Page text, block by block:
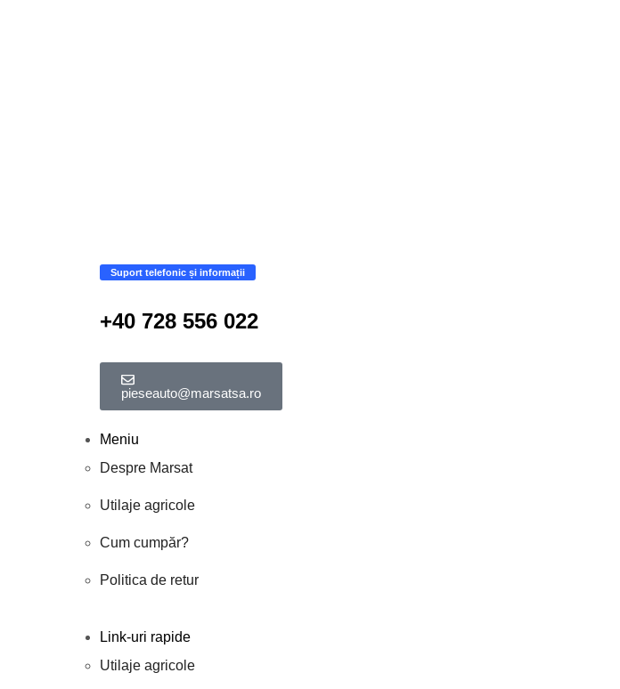
Suport telefonic și informații
+40 728 556 022
pieseauto@marsatsa.ro
Meniu
Despre Marsat
Utilaje agricole
Cum cumpăr?
Politica de retur
Link-uri rapide
Utilaje agricole